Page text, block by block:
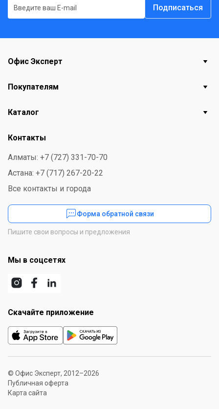
Подписаться
Офис Эксперт
Покупателям
Каталог
Контакты
Алматы: +7 (727) 331-70-70
Астана: +7 (717) 267-20-22
Все контакты и города
Форма обратной связи
Пишите свои вопросы и предложения
Мы в соцсетях
Скачайте приложение
© Офис Эксперт, 2012–2026
Публичная оферта
Карта сайта